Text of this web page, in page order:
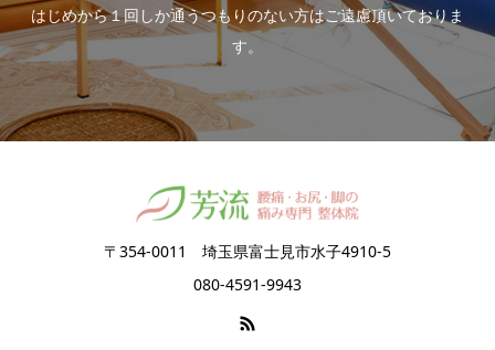
はじめから１回しか通うつもりのない方はご遠慮頂いておりま
す。
〒354-0011 埼玉県富士見市水子4910-5
080-4591-9943